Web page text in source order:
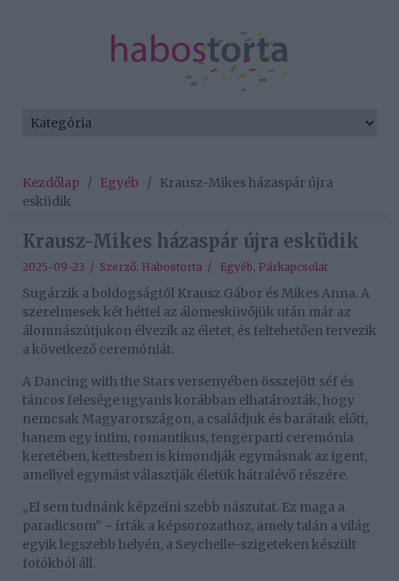
Kezdőlap / Egyéb / Krausz-Mikes házaspár újra
esküdik
Krausz-Mikes házaspár újra esküdik
2025-09-23 / Szerző: Habostorta / Egyéb, Párkapcsolat
Sugárzik a boldogságtól Krausz Gábor és Mikes Anna. A
szerelmesek két héttel az álomesküvőjük után már az
álomnászútjukon élvezik az életet, és feltehetően tervezik
a következő ceremóniát.
A Dancing with the Stars versenyében összejött séf és
táncos felesége ugyanis korábban elhatározták, hogy
nemcsak Magyarországon, a családjuk és barátaik előtt,
hanem egy intim, romantikus, tengerparti ceremónia
keretében, kettesben is kimondják egymásnak az igent,
amellyel egymást választják életük hátralévő részére.
„El sem tudnánk képzelni szebb nászutat. Ez maga a
paradicsom” − írták a képsorozathoz, amely talán a világ
egyik legszebb helyén, a Seychelle-szigeteken készült
fotókból áll.